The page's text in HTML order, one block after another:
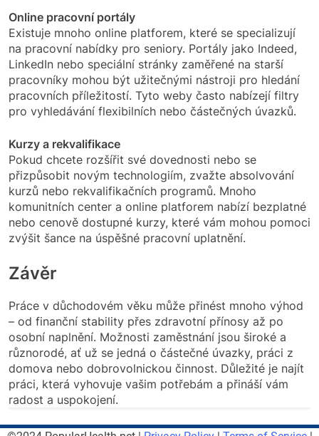
Online pracovní portály
Existuje mnoho online platforem, které se specializují
na pracovní nabídky pro seniory. Portály jako Indeed,
LinkedIn nebo speciální stránky zaměřené na starší
pracovníky mohou být užitečnými nástroji pro hledání
pracovních příležitostí. Tyto weby často nabízejí filtry
pro vyhledávání flexibilních nebo částečných úvazků.
Kurzy a rekvalifikace
Pokud chcete rozšířit své dovednosti nebo se
přizpůsobit novým technologiím, zvažte absolvování
kurzů nebo rekvalifikačních programů. Mnoho
komunitních center a online platforem nabízí bezplatné
nebo cenově dostupné kurzy, které vám mohou pomoci
zvýšit šance na úspěšné pracovní uplatnění.
Závěr
Práce v důchodovém věku může přinést mnoho výhod
– od finanční stability přes zdravotní přínosy až po
osobní naplnění. Možnosti zaměstnání jsou široké a
různorodé, ať už se jedná o částečné úvazky, práci z
domova nebo dobrovolnickou činnost. Důležité je najít
práci, která vyhovuje vašim potřebám a přináší vám
radost a uspokojení.